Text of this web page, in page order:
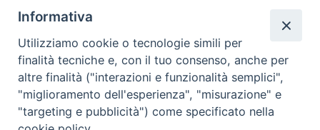
Redazione
Scrivici
Informativa
Utilizziamo cookie o tecnologie simili per
finalità tecniche e, con il tuo consenso, anche per
altre finalità ("interazioni e funzionalità semplici",
"miglioramento dell'esperienza", "misurazione" e
"targeting e pubblicità") come specificato nella